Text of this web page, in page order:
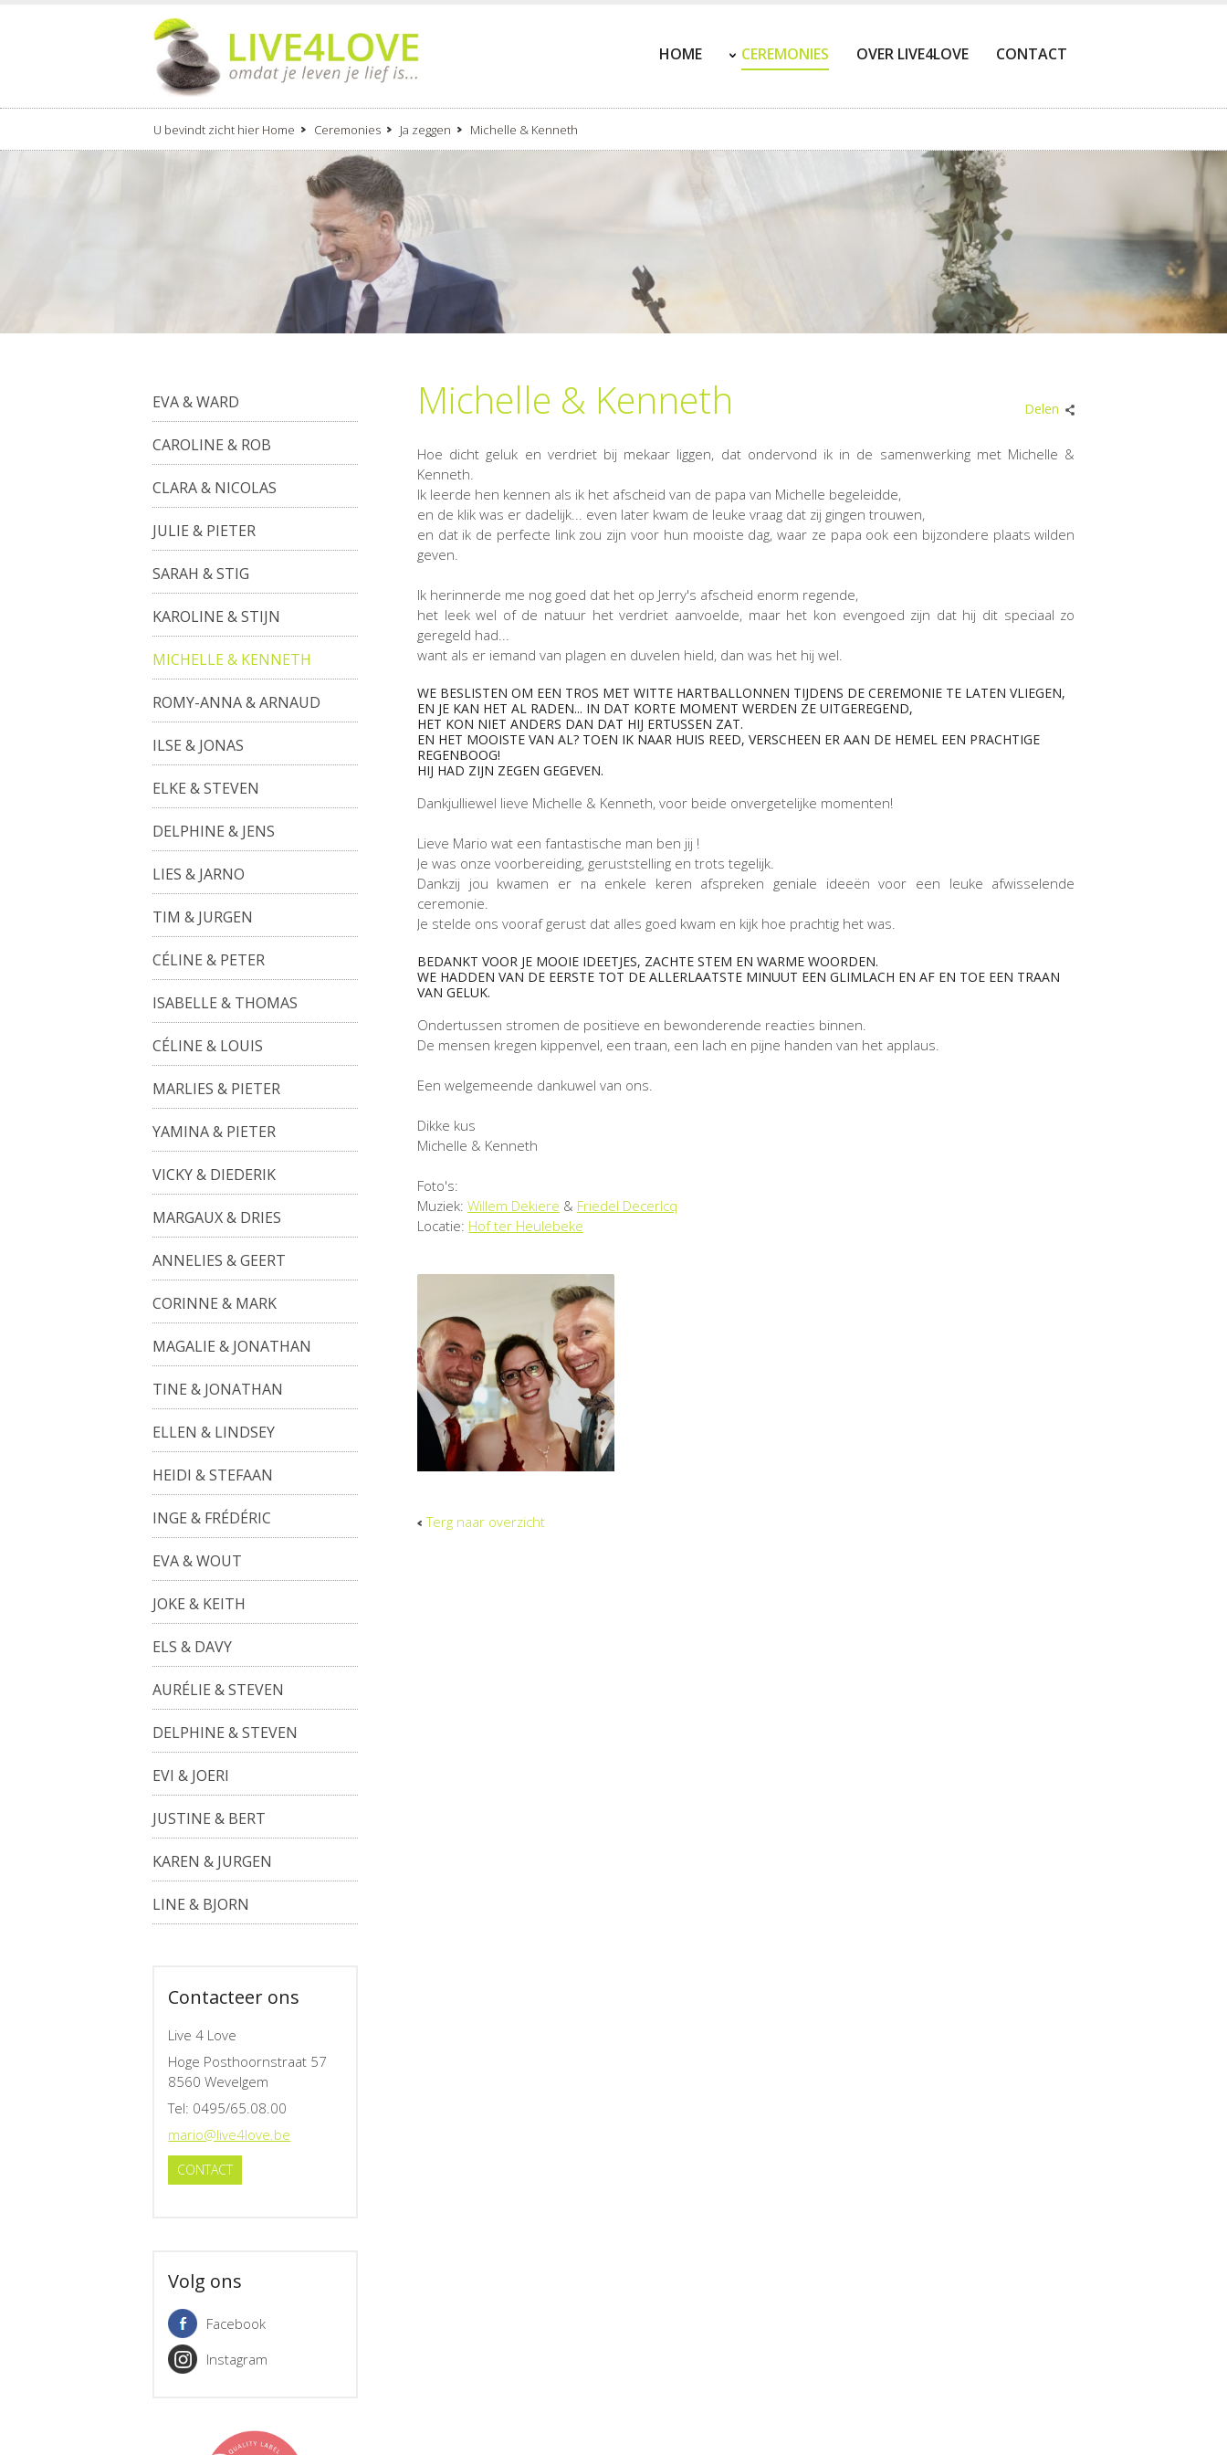
HOME CEREMONIES OVER LIVE4LOVE CONTACT
U bevindt zicht hier Home Ceremonies Ja zeggen Michelle & Kenneth
EVA & WARD
CAROLINE & ROB
CLARA & NICOLAS
JULIE & PIETER
SARAH & STIG
KAROLINE & STIJN
MICHELLE & KENNETH
ROMY-ANNA & ARNAUD
ILSE & JONAS
ELKE & STEVEN
DELPHINE & JENS
LIES & JARNO
TIM & JURGEN
CÉLINE & PETER
ISABELLE & THOMAS
CÉLINE & LOUIS
MARLIES & PIETER
YAMINA & PIETER
VICKY & DIEDERIK
MARGAUX & DRIES
ANNELIES & GEERT
CORINNE & MARK
MAGALIE & JONATHAN
TINE & JONATHAN
ELLEN & LINDSEY
HEIDI & STEFAAN
INGE & FRÉDÉRIC
EVA & WOUT
JOKE & KEITH
ELS & DAVY
AURÉLIE & STEVEN
DELPHINE & STEVEN
EVI & JOERI
JUSTINE & BERT
KAREN & JURGEN
LINE & BJORN
Contacteer ons
Live 4 Love
Hoge Posthoornstraat 57
8560 Wevelgem
Tel: 0495/65.08.00
mario@live4love.be
CONTACT
Volg ons
Facebook
Instagram
Michelle & Kenneth Delen
Hoe dicht geluk en verdriet bij mekaar liggen, dat ondervond ik in de samenwerking met Michelle &
Kenneth.
Ik leerde hen kennen als ik het afscheid van de papa van Michelle begeleidde,
en de klik was er dadelijk... even later kwam de leuke vraag dat zij gingen trouwen,
en dat ik de perfecte link zou zijn voor hun mooiste dag, waar ze papa ook een bijzondere plaats wilden
geven.
Ik herinnerde me nog goed dat het op Jerry's afscheid enorm regende,
het leek wel of de natuur het verdriet aanvoelde, maar het kon evengoed zijn dat hij dit speciaal zo
geregeld had...
want als er iemand van plagen en duvelen hield, dan was het hij wel.
WE BESLISTEN OM EEN TROS MET WITTE HARTBALLONNEN TIJDENS DE CEREMONIE TE LATEN VLIEGEN,
EN JE KAN HET AL RADEN... IN DAT KORTE MOMENT WERDEN ZE UITGEREGEND,
HET KON NIET ANDERS DAN DAT HIJ ERTUSSEN ZAT.
EN HET MOOISTE VAN AL? TOEN IK NAAR HUIS REED, VERSCHEEN ER AAN DE HEMEL EEN PRACHTIGE
REGENBOOG!
HIJ HAD ZIJN ZEGEN GEGEVEN.
Dankjulliewel lieve Michelle & Kenneth, voor beide onvergetelijke momenten!
Lieve Mario wat een fantastische man ben jij !
Je was onze voorbereiding, geruststelling en trots tegelijk.
Dankzij jou kwamen er na enkele keren afspreken geniale ideeën voor een leuke afwisselende
ceremonie.
Je stelde ons vooraf gerust dat alles goed kwam en kijk hoe prachtig het was.
BEDANKT VOOR JE MOOIE IDEETJES, ZACHTE STEM EN WARME WOORDEN.
WE HADDEN VAN DE EERSTE TOT DE ALLERLAATSTE MINUUT EEN GLIMLACH EN AF EN TOE EEN TRAAN
VAN GELUK.
Ondertussen stromen de positieve en bewonderende reacties binnen.
De mensen kregen kippenvel, een traan, een lach en pijne handen van het applaus.
Een welgemeende dankuwel van ons.
Dikke kus
Michelle & Kenneth
Foto's:
Muziek: Willem Dekiere & Friedel Decerlcq
Locatie: Hof ter Heulebeke
Terg naar overzicht